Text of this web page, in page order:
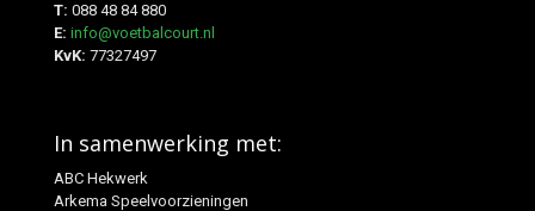
T: 088 48 84 880
E: info@voetbalcourt.nl
KvK: 77327497
In samenwerking met:
ABC Hekwerk
Arkema Speelvoorzieningen